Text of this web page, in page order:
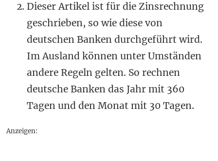
Dieser Artikel ist für die Zinsrechnung
geschrieben, so wie diese von
deutschen Banken durchgeführt wird.
Im Ausland können unter Umständen
andere Regeln gelten. So rechnen
deutsche Banken das Jahr mit 360
Tagen und den Monat mit 30 Tagen.
Anzeigen: